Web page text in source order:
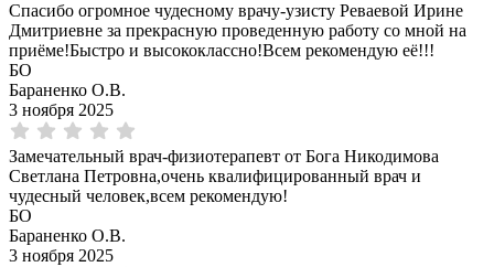
Спасибо огромное чудесному врачу-узисту Реваевой Ирине
Дмитриевне за прекрасную проведенную работу со мной на
приёме!Быстро и высококлассно!Всем рекомендую её!!!
БО
Бараненко О.В.
3 ноября 2025
Замечательный врач-физиотерапевт от Бога Никодимова
Светлана Петровна,очень квалифицированный врач и
чудесный человек,всем рекомендую!
БО
Бараненко О.В.
3 ноября 2025